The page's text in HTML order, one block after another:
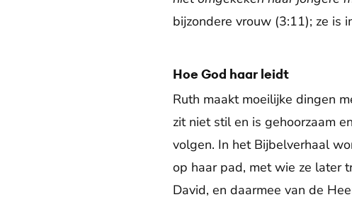
bijzondere vrouw (3:11); ze is
Hoe God haar leidt
Ruth maakt moeilijke dingen
zit niet stil en is gehoorzaam
volgen. In het Bijbelverhaal
op haar pad, met wie ze later
David, en daarmee van de